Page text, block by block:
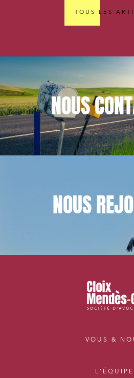
TOUS LES
NOUS
NOUS
VOUS &
L'ÉQUIPE